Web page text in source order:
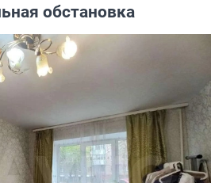
обстановка